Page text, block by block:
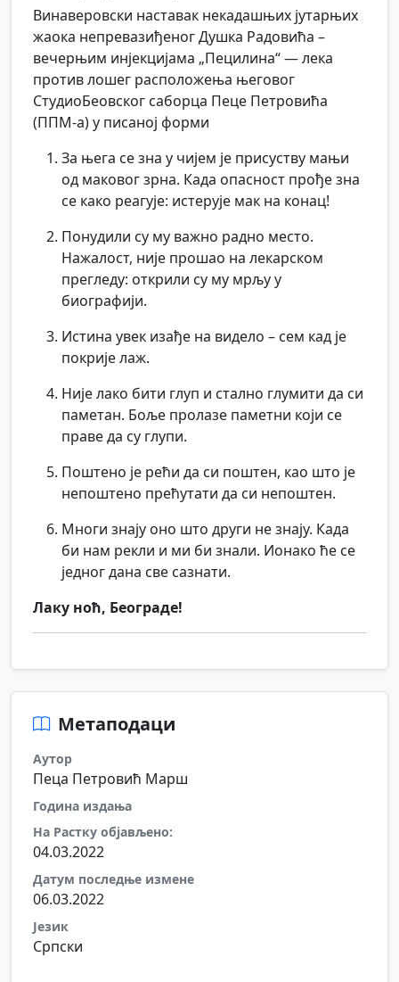
Винаверовски наставак некадашњих јутарњих
жаока непревазиђеног Душка Радовића –
вечерњим инјекцијама „Пецилина“ — лека
против лошег расположења његовог
СтудиоБеовског саборца Пеце Петровића
(ППМ-а) у писаној форми
За њега се зна у чијем је присуству мањи
од маковог зрна. Када опасност прође зна
се како реагује: истерује мак на конац!
Понудили су му важно радно место.
Нажалост, није прошао на лекарском
прегледу: открили су му мрљу у
биографији.
Истина увек изађе на видело – сем кад је
покрије лаж.
Није лако бити глуп и стално глумити да си
паметан. Боље пролазе паметни који се
праве да су глупи.
Поштено је рећи да си поштен, као што је
непоштено прећутати да си непоштен.
Многи знају оно што други не знају. Када
би нам рекли и ми би знали. Ионако ће се
једног дана све сазнати.
Лаку ноћ, Београде!
Метаподаци
Аутор
Пеца Петровић Марш
Година издања
На Растку објављено:
04.03.2022
Датум последње измене
06.03.2022
Језик
Српски